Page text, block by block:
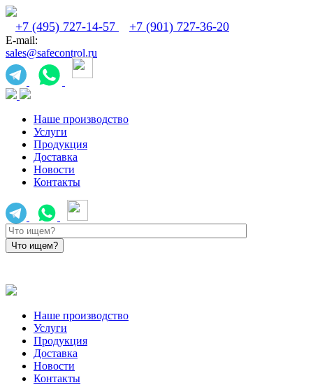
+7 (495) 727-14-57 +7 (901) 727-36-20
E-mail:
sales@safecontrol.ru
Наше производство
Услуги
Продукция
Доставка
Новости
Контакты
Наше производство
Услуги
Продукция
Доставка
Новости
Контакты